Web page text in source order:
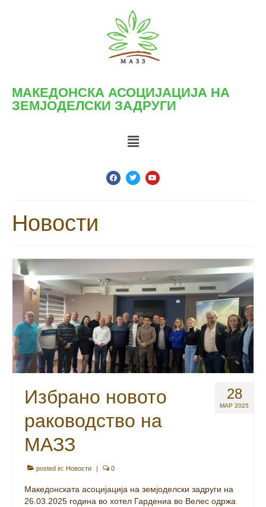
МАКЕДОНСКА АСОЦИЈАЦИЈА НА
ЗЕМЈОДЕЛСКИ ЗАДРУГИ
Новости
28
МАР 2025
Избрано новото
раководство на
МАЗЗ
posted in: Новости 0
Македонската асоцијација на земјоделски задруги на
26.03.2025 година во хотел Гардениа во Велес одржа